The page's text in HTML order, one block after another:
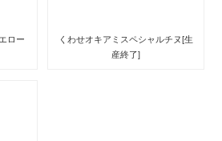
ロー
くわせオキアミスペシャルチヌ[生
産終了]